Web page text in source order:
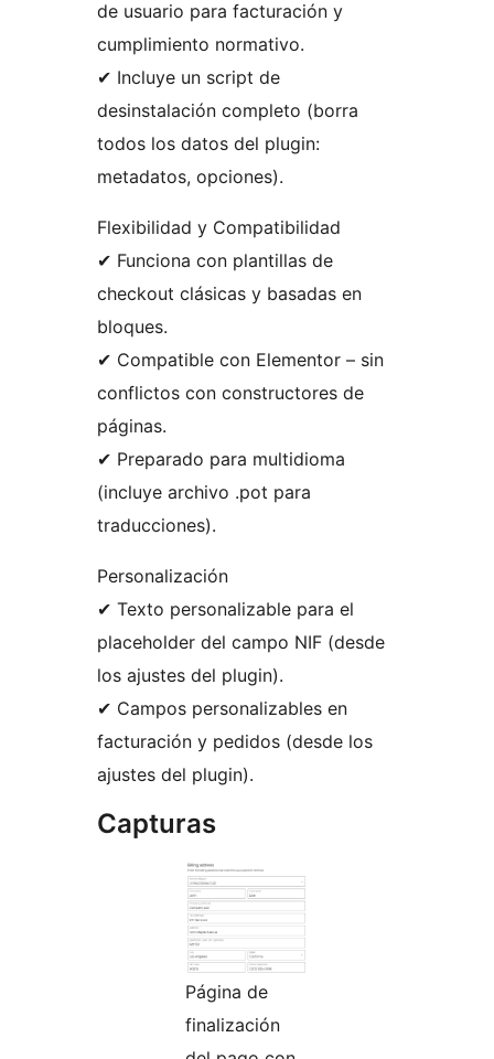
de usuario para facturación y
cumplimiento normativo.
✔ Incluye un script de
desinstalación completo (borra
todos los datos del plugin:
metadatos, opciones).
Flexibilidad y Compatibilidad
✔ Funciona con plantillas de
checkout clásicas y basadas en
bloques.
✔ Compatible con Elementor – sin
conflictos con constructores de
páginas.
✔ Preparado para multidioma
(incluye archivo .pot para
traducciones).
Personalización
✔ Texto personalizable para el
placeholder del campo NIF (desde
los ajustes del plugin).
✔ Campos personalizables en
facturación y pedidos (desde los
ajustes del plugin).
Capturas
Página de
finalización